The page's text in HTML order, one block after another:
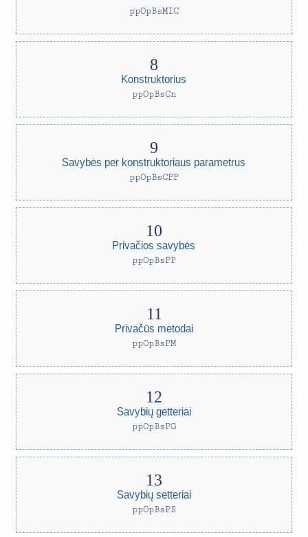
ppOpBsMIC
Konstruktorius
ppOpBsCn
Savybės per konstruktoriaus parametrus
ppOpBsCPP
Privačios savybės
ppOpBsPP
Privačūs metodai
ppOpBsPM
Savybių getteriai
ppOpBsPG
Savybių setteriai
ppOpBsPS